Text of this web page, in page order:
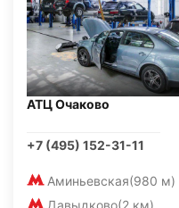
АТЦ Очаково
+7 (495) 152-31-11
Аминьевская(980 м)
Давыдково(2 км)